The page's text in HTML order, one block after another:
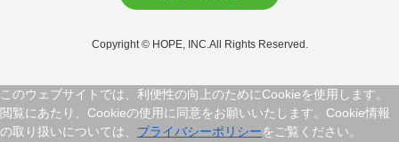
Copyright © HOPE, INC.All Rights Reserved.
このウェブサイトでは、利便性の向上のためにCookieを使用します。
閲覧にあたり、Cookieの使用に同意をお願いいたします。Cookie情報
の取り扱いについては、 プライバシーポリシーをご覧ください。